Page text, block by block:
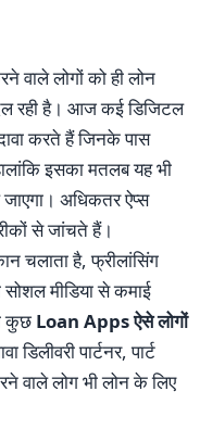
वाले लोगों को ही लोन
रही है। आज कई डिजिटल
करते हैं जिनके पास
इसका मतलब यह भी
अधिकतर ऐप्स
से जांचते हैं।
चलाता है, फ्रीलांसिंग
मीडिया से कमाई
कुछ Loan Apps ऐसे लोगों
पार्टनर, पार्ट
वाले लोग भी लोन के लिए